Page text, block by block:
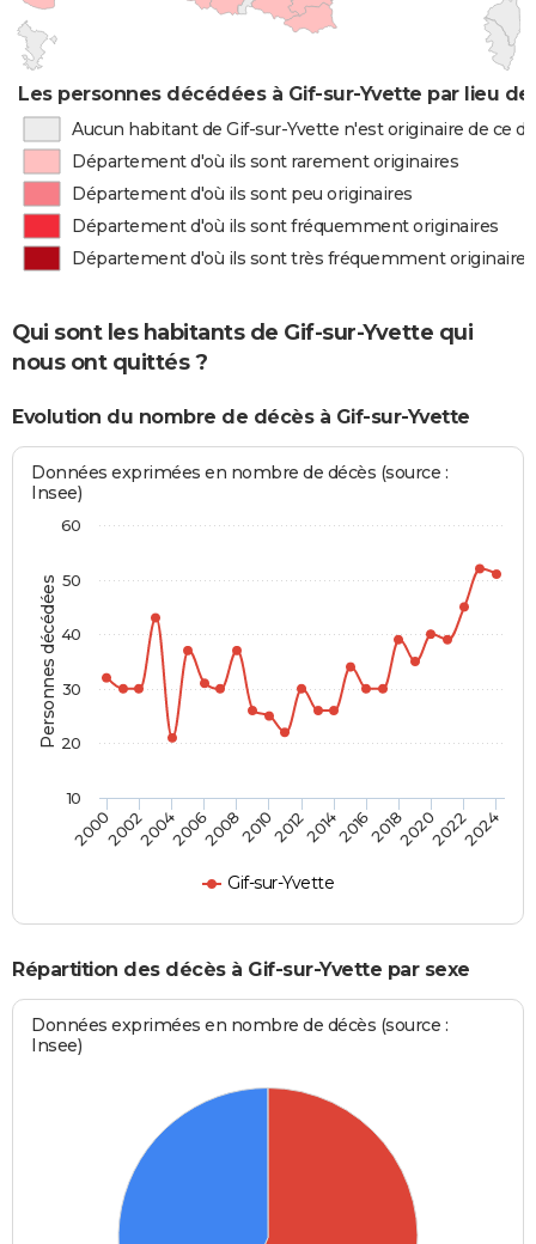
Les personnes décédées à Gif-sur-Yvette par lieu de
Aucun habitant de Gif-sur-Yvette n'est originaire de ce
Département d'où ils sont rarement originaires
Département d'où ils sont peu originaires
Département d'où ils sont fréquemment originaires
Département d'où ils sont très fréquemment originaires
Qui sont les habitants de Gif-sur-Yvette qui
nous ont quittés ?
Evolution du nombre de décès à Gif-sur-Yvette
Personnes décédées
Données exprimées en nombre de décès (source :
Insee)
Gif-sur-Yvette
2000200220042006200820102012201420162018202020222024
10
20
30
40
50
60
Répartition des décès à Gif-sur-Yvette par sexe
Données exprimées en nombre de décès (source :
Insee)